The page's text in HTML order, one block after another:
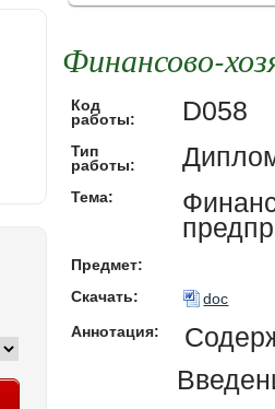
Финансово-
Код
работы:
D058
Тип
работы:
Тема:
Предмет:
Скачать:
doc
Аннотация: